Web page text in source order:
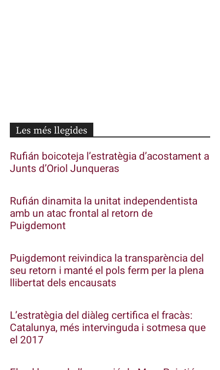
Les més llegides
Rufián boicoteja l’estratègia d’acostament a
Junts d’Oriol Junqueras
Rufián dinamita la unitat independentista
amb un atac frontal al retorn de
Puigdemont
Puigdemont reivindica la transparència del
seu retorn i manté el pols ferm per la plena
llibertat dels encausats
L’estratègia del diàleg certifica el fracàs:
Catalunya, més intervinguda i sotmesa que
el 2017